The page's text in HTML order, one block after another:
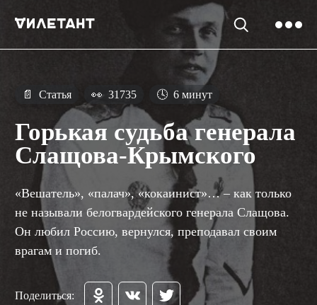
📄 Статья 👀 31735 🕓 6 минут
Горькая судьба генерала
Слащова-Крымского
«Вешатель», «палач», «кокаинист»… – как только
не называли белогвардейского генерала Слащова.
Он любил Россию, вернулся, преподавал своим
врагам и погиб.
Поделиться: